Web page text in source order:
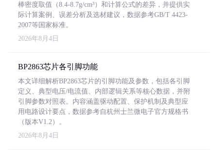
棒密度取值（8.4-8.7g/cm³）和计算公式的差异，并提供实
际计算案例、误差分析及选材建议，数据参考GB/T 4423-
2007等国家标准。
2026年8月4日
BP2863芯片各引脚功能
本文详细解析BP2863芯片的引脚功能及参数，包括各引脚
定义、典型电压/电流值、内部逻辑关系等核心数据，并附
引脚参数对照表。内容涵盖驱动配置、保护机制及典型应
用电路设计要点，数据参考自杭州士兰微电子官方规格书
（版本V1.2）。
2026年8月4日